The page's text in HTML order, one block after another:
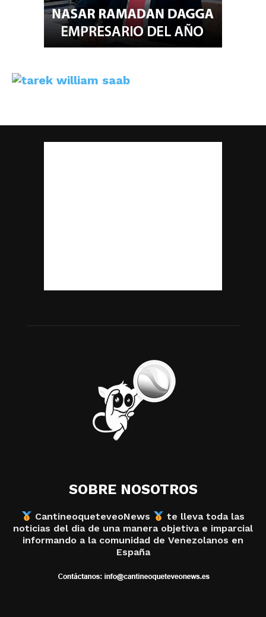
SOBRE NOSOTROS
CantineoqueteveoNews
te lleva toda las
noticias del dia de una manera objetiva e imparcial
informando a la comunidad de Venezolanos en
España